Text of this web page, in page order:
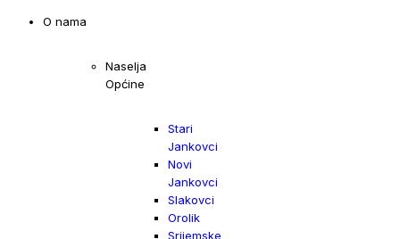
O nama
Naselja
Općine
Stari
Jankovci
Novi
Jankovci
Slakovci
Orolik
Srijemske